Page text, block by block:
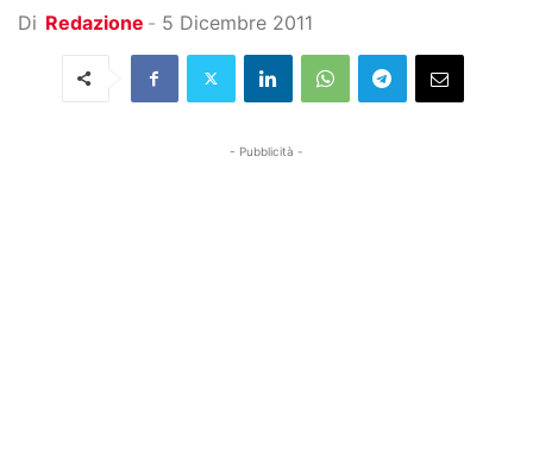
Di Redazione - 5 Dicembre 2011
- Pubblicità -